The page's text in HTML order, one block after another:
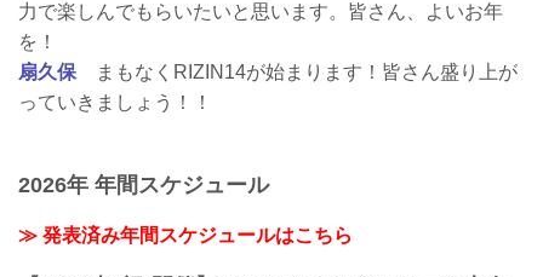
力で楽しんでもらいたいと思います。皆さん、よいお年
を！
扇久保 まもなくRIZIN14が始まります！皆さん盛り上が
っていきましょう！！
2026年 年間スケジュール
≫ 発表済み年間スケジュールはこちら